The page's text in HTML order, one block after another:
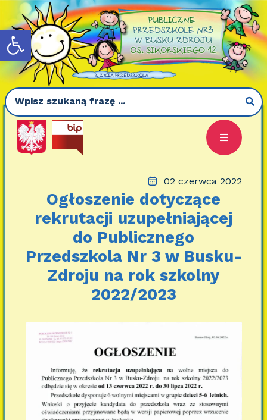
Otwórz pasek narzędzi
02 czerwca 2022
Ogłoszenie dotyczące
rekrutacji uzupełniającej
do Publicznego
Przedszkola Nr 3 w Busku-
Zdroju na rok szkolny
2022/2023